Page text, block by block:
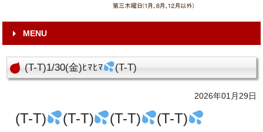
MENU
(T-T)1/30(金)ﾋﾏﾋﾏ (T-T)
2026年01月29日
(T-T) (T-T) (T-T) (T-T)